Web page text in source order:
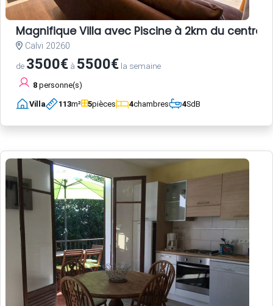
Magnifique Villa avec Piscine à 2km du centre-
Calvi 20260
de 3500€ à 5500€ la semaine
8 personne(s)
Villa 113m² 5pièces 4chambres 4SdB